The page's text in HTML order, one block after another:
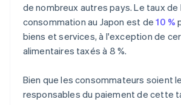
de nombreux autres pays. Le taux de
consommation au Japon est de10 %
biens et services, à l'exception de
alimentaires taxés à 8 %.
Bien que les consommateurs soient
responsables du paiement de cette